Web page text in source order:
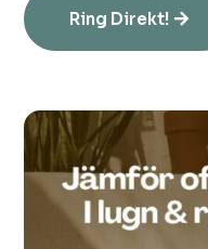
Ring Direkt!